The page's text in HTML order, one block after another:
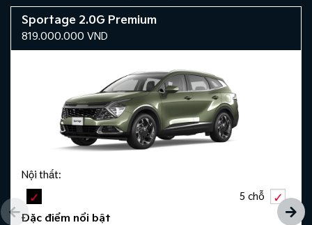
Sportage 2.0G Premium
819.000.000 VND
Nội thất:
5 chỗ
Đặc điểm nổi bật